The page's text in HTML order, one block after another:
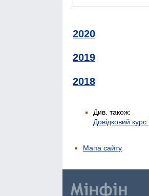
2020
2019
2018
Див. також:
Довідковий
Мапа сайту